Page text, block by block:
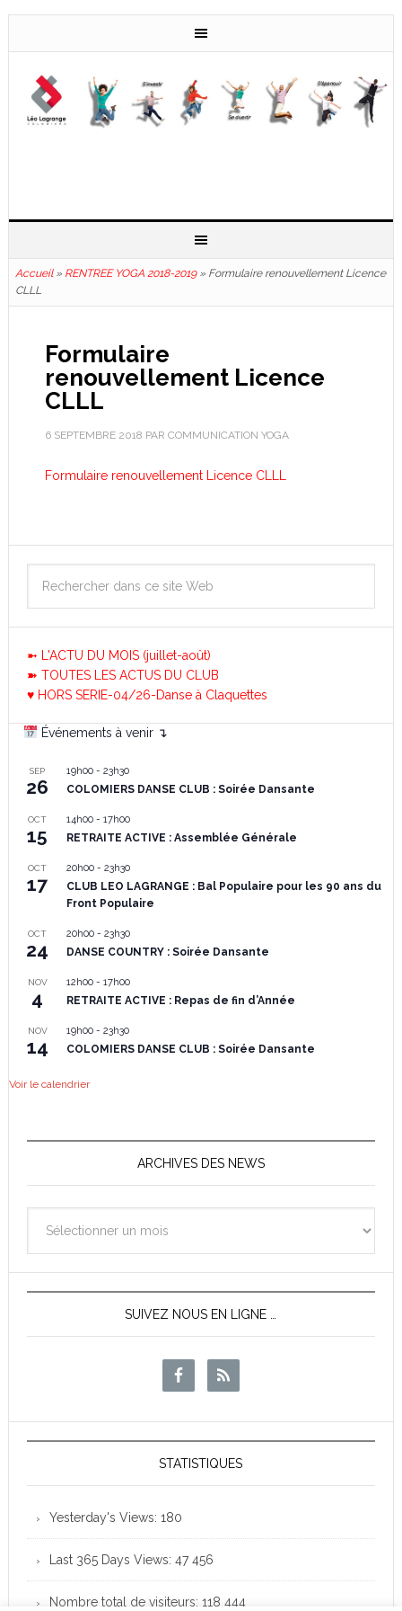
Accueil» RENTREE YOGA 2018-2019» Formulaire renouvellement Licence
CLLL
Formulaire
renouvellement Licence
CLLL
6 SEPTEMBRE 2018 PAR COMMUNICATION YOGA
Formulaire renouvellement Licence CLLL
➼ L'ACTU DU MOIS (juillet-août)
➽ TOUTES LES ACTUS DU CLUB
♥ HORS SERIE-04/26-Danse à Claquettes
Événements à venir ↴
SEP
26
19h00- 23h30
COLOMIERS DANSE CLUB : Soirée Dansante
OCT
15
14h00- 17h00
RETRAITE ACTIVE : Assemblée Générale
OCT
17
20h00- 23h30
CLUB LEO LAGRANGE : Bal Populaire pour les 90 ans du
Front Populaire
OCT
24
20h00- 23h30
DANSE COUNTRY : Soirée Dansante
NOV
4
12h00- 17h00
RETRAITE ACTIVE : Repas de fin d’Année
NOV
14
19h00- 23h30
COLOMIERS DANSE CLUB : Soirée Dansante
Voir le calendrier
ARCHIVES DES NEWS
des
News
SUIVEZ NOUS EN LIGNE …
STATISTIQUES
Yesterday's Views: 180
Last 365 Days Views: 47 456
Nombre total de visiteurs: 118 444